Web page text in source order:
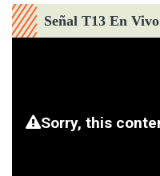
Señal T13 En Vivo